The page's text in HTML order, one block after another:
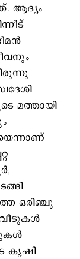
ആദ്യം
മത്തായി
ഒരിഞ്ചു
വീടുകള്‍
കൃഷി